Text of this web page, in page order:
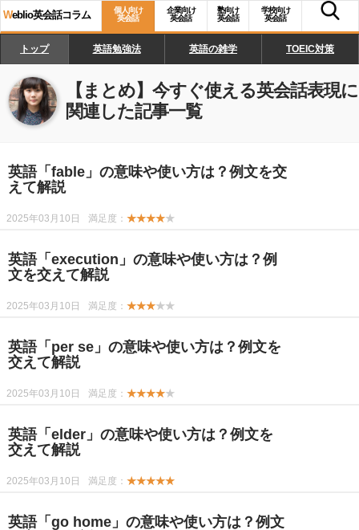
Weblio英会話コラム
個人向け
英会話
企業向け
英会話
塾向け
英会話
学校向け
英会話
トップ 英語勉強法 英語の雑学 TOEIC対策
【まとめ】 今すぐ使える英会話表現に
関連した記事一覧
英語「fable」の意味や使い方は？例文を交
えて解説
2025年03月10日 満足度： ★★★★★
英語「execution」の意味や使い方は？例
文を交えて解説
2025年03月10日 満足度： ★★★★★
英語「per se」の意味や使い方は？例文を
交えて解説
2025年03月10日 満足度： ★★★★★
英語「elder」の意味や使い方は？例文を
交えて解説
2025年03月10日 満足度： ★★★★★
英語「go home」の意味や使い方は？例文